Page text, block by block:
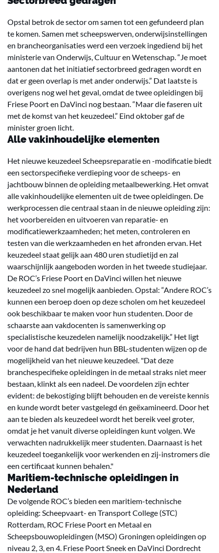
Opstal betrok de sector om samen tot een gefundeerd plan
te komen. Samen met scheepswerven, onderwijsinstellingen
en brancheorganisaties werd een verzoek ingediend bij het
ministerie van Onderwijs, Cultuur en Wetenschap. “Je moet
aantonen dat het initiatief sectorbreed gedragen wordt en
dat er geen overlap is met ander onderwijs.” Dat laatste is
overigens nog wel het geval, omdat de twee opleidingen bij
Friese Poort en DaVinci nog bestaan. “Maar die faseren uit
met de komst van het keuzedeel.” Eind oktober gaf de
minister groen licht.
Alle vakinhoudelijke elementen
Het nieuwe keuzedeel Scheepsreparatie en -modificatie biedt
een sectorspecifieke verdieping voor de scheeps- en
jachtbouw binnen de opleiding metaalbewerking. Het omvat
alle vakinhoudelijke elementen uit de twee opleidingen. De
werkprocessen die centraal staan in de nieuwe opleiding zijn:
het voorbereiden en uitvoeren van reparatie- en
modificatiewerkzaamheden; het meten, controleren en
testen van die werkzaamheden en het afronden ervan. Het
keuzedeel staat gelijk aan 480 uren studietijd en zal
waarschijnlijk aangeboden worden in het tweede studiejaar.
De ROC’s Friese Poort en DaVinci willen het nieuwe
keuzedeel zo snel mogelijk aanbieden. Opstal: “Andere ROC’s
kunnen een beroep doen op deze scholen om het keuzedeel
ook beschikbaar te maken voor hun studenten. Door de
schaarste aan vakdocenten is samenwerking op
specialistische keuzedelen namelijk noodzakelijk.” Het ligt
voor de hand dat bedrijven hun BBL-studenten wijzen op de
mogelijkheid van het nieuwe keuzedeel. "Dat deze
branchespecifieke opleidingen in de metaal straks niet meer
bestaan, klinkt als een nadeel. De voordelen zijn echter
evident: de bekostiging blijft behouden en de vereiste kennis
en kunde wordt beter vastgelegd én geëxamineerd. Door het
aan te bieden als keuzedeel wordt het bereik veel groter,
omdat je het vanuit diverse opleidingen kunt volgen. We
verwachten nadrukkelijk meer studenten. Daarnaast is het
keuzedeel toegankelijk voor werkenden en zij-instromers die
een certificaat kunnen behalen."
Maritiem-technische opleidingen in
Nederland
De volgende ROC’s bieden een maritiem-technische
opleiding: Scheepvaart- en Transport College (STC)
Rotterdam, ROC Friese Poort en Metaal en
Scheepsbouwopleidingen (MSO) Groningen opleidingen op
niveau 2, 3, en 4. Friese Poort Sneek en DaVinci Dordrecht